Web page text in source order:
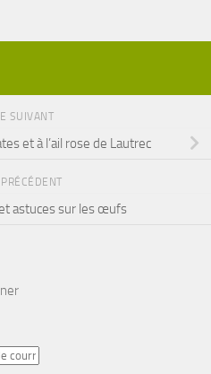
SUIVANT
et à l’ail rose de Lautrec
astuces sur les œufs